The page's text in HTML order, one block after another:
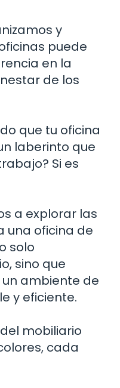
y
puede
en la
de los
que tu oficina
laberinto que
Si es
a explorar las
una oficina de
solo
sino que
ambiente de
y eficiente.
mobiliario
cada